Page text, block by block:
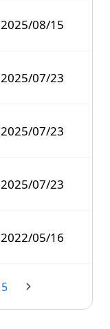
2025/08/15
2025/07/23
2025/07/23
2025/07/23
2022/05/16
5